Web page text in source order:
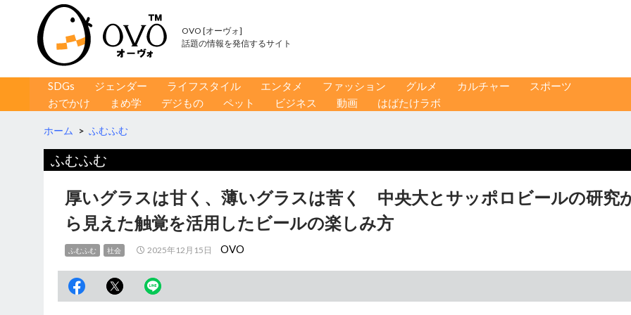
OVO [オーヴォ]
話題の情報を発信するサイト
コンテンツへ移動
SDGs ジェンダー ライフスタイル エンタメ ファッション グルメ カルチャー
スポーツ
おでかけ
まめ学 デジもの ペット ビジネス 動画 はばたけラボ
ホーム > ふむふむ
ふむふむ
厚いグラスは甘く、薄いグラスは苦く 中央大とサッポロビールの研究
ら見えた触覚を活用したビールの楽しみ方
ふむふむ 社会 2025年12月15日 OVO